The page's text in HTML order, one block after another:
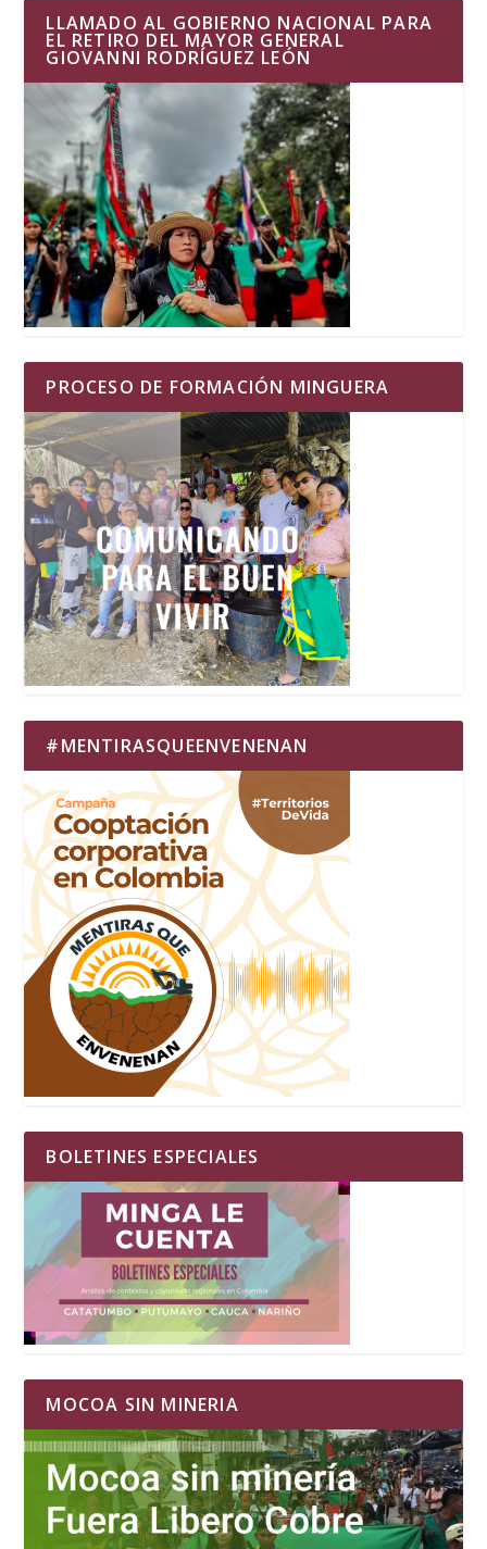
LLAMADO AL GOBIERNO NACIONAL PARA
EL RETIRO DEL MAYOR GENERAL
GIOVANNI RODRÍGUEZ LEÓN
PROCESO DE FORMACIÓN MINGUERA
#MENTIRASQUEENVENENAN
BOLETINES ESPECIALES
MOCOA SIN MINERIA